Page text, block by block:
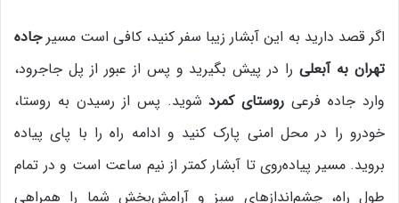
اگر قصد دارید به این آبشار زیبا سفر کنید، کافی است مسیرجاده
تهران به آبعلیرا در پیش بگیرید و پس از عبور از پل جاجرود،
وارد جاده فرعی روستای کمردشوید. پس از رسیدن به روستا،
خودرو را در محل امنی پارک کنید و ادامه راه را با پای پیاده
بروید. مسیر پیاده‌روی تا آبشار کمتر از نیم ساعت است و در تمام
طول راه، چشم‌اندازهای سبز و آرامش‌بخش شما را همراهی